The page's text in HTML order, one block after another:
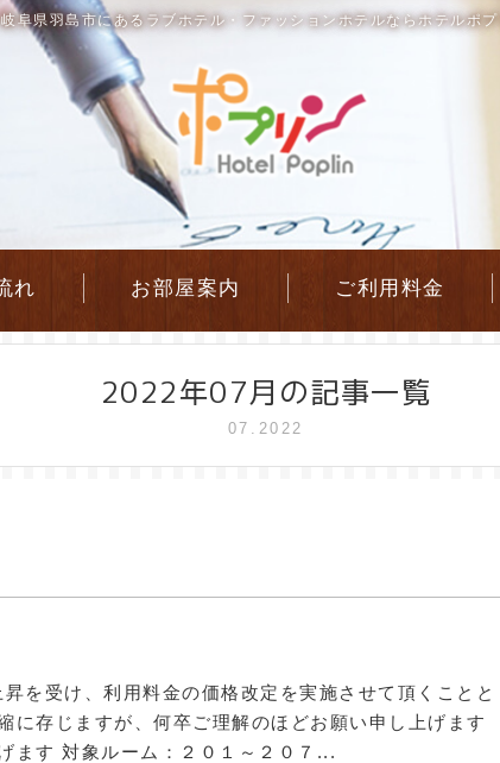
岐阜県羽島市にあるラブホテル・ファッションホテルならホテルポプ
れ お部屋案内 ご利用料金
2022年07月の記事一覧
07.2022
を受け、利用料金の価格改定を実施させて頂くことと
に存じますが、何卒ご理解のほどお願い申し上げます
ます 対象ルーム：２０１～２０７...